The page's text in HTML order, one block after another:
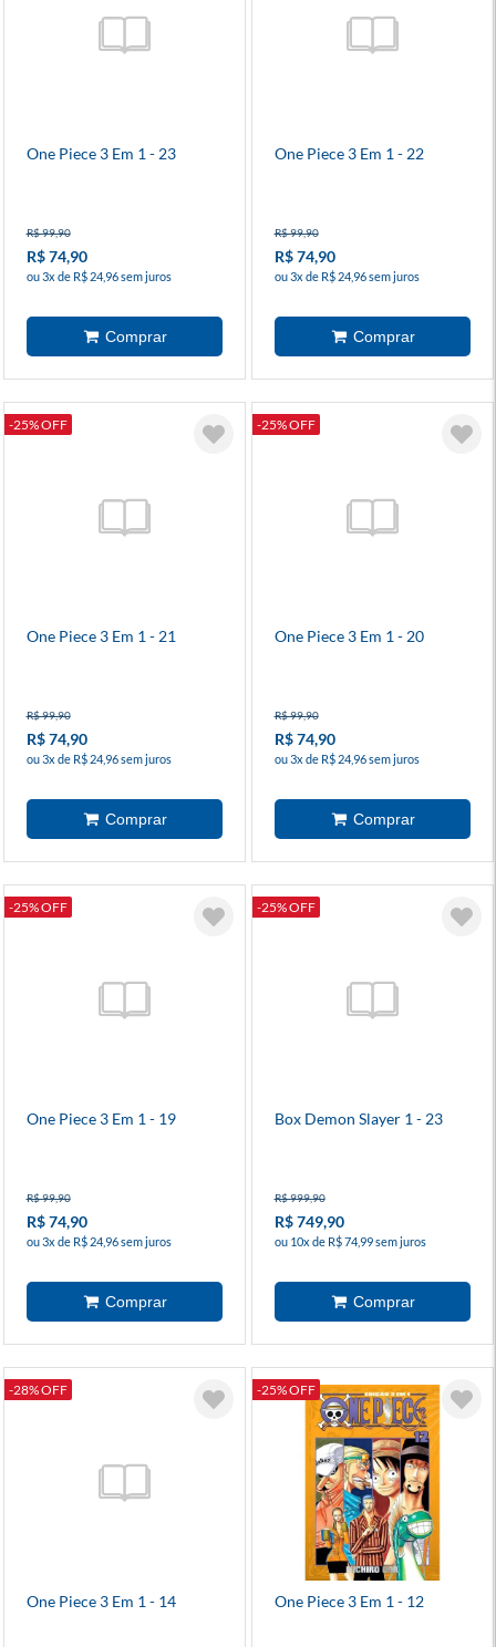
One Piece 3 Em 1 - 23
R$ 99,90
R$ 74,90
ou 3x de R$ 24,96 sem juros
One Piece 3 Em 1 - 22
R$ 99,90
R$ 74,90
ou 3x de R$ 24,96 sem juros
-25% OFF
One Piece 3 Em 1 - 21
R$ 99,90
R$ 74,90
ou 3x de R$ 24,96 sem juros
-25% OFF
One Piece 3 Em 1 - 20
R$ 99,90
R$ 74,90
ou 3x de R$ 24,96 sem juros
-25% OFF
One Piece 3 Em 1 - 19
R$ 99,90
R$ 74,90
ou 3x de R$ 24,96 sem juros
-25% OFF
Box Demon Slayer 1 - 23
R$ 999,90
R$ 749,90
ou 10x de R$ 74,99 sem juros
-28% OFF
One Piece 3 Em 1 - 14
-25% OFF
One Piece 3 Em 1 - 12